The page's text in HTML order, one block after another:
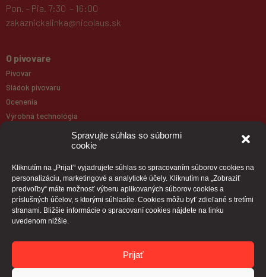
Spravujte súhlas so súbormi
cookie
Kliknutím na „Prijať“ vyjadrujete súhlas so spracovaním súborov cookies na
personalizáciu, marketingové a analytické účely. Kliknutím na „Zobraziť
predvoľby“ máte možnosť výberu aplikovaných súborov cookies a
príslušných účelov, s ktorými súhlasíte. Cookies môžu byť zdieľané s tretími
stranami. Bližšie informácie o spracovaní cookies nájdete na linku
uvedenom nižšie.
Prijať
Pon. – Pia. 7:30 – 16:00
zakaznickalinka@nicolaus.sk
O pivovare
Pivovar
Sládok pivovaru
Ocenenia
Výrobná technológia
Naše pivá
Paulaner
Pivná mapa
Kontakt